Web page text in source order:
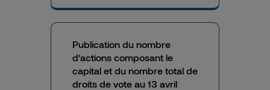
Publication du nombre
d’actions composant le
capital et du nombre total de
droits de vote au 13 avril